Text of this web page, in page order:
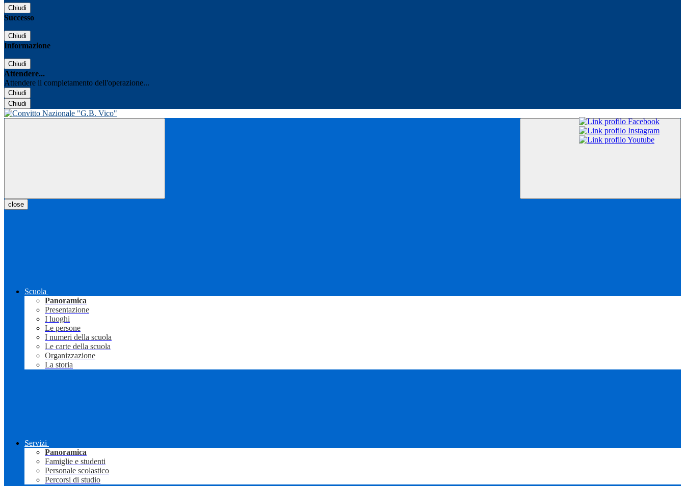
Chiudi
Successo
Chiudi
Informazione
Chiudi
Attendere...
Attendere il completamento dell'operazione...
Chiudi
Chiudi
close
Scuola
Panoramica
Presentazione
I luoghi
Le persone
I numeri della scuola
Le carte della scuola
Organizzazione
La storia
Servizi
Panoramica
Famiglie e studenti
Personale scolastico
Percorsi di studio